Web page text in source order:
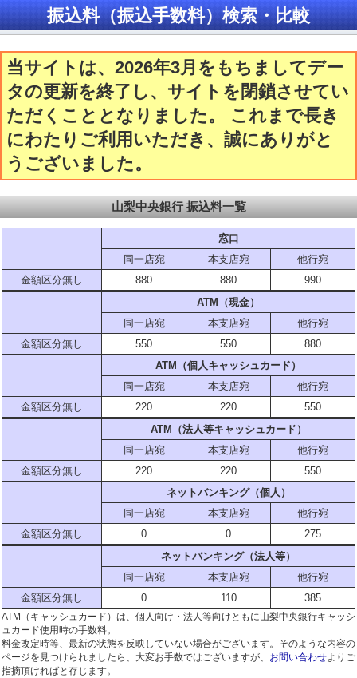
振込料（振込手数料）検索・比較
当サイトは、2026年3月をもちましてデー
タの更新を終了し、サイトを閉鎖させてい
ただくこととなりました。 これまで長き
にわたりご利用いただき、誠にありがと
うございました。
山梨中央銀行 振込料一覧
窓口
同一店宛
本支店宛
他行宛
金額区分無し
880 880
990
ATM（現金）
同一店宛
本支店宛
他行宛
金額区分無し
550 550
880
ATM（個人キャッシュカード）
同一店宛
本支店宛
他行宛
金額区分無し
220 220
550
ATM（法人等キャッシュカード）
同一店宛
本支店宛
他行宛
金額区分無し
220 220
550
ネットバンキング（個人）
同一店宛
本支店宛
他行宛
金額区分無し
0 0
275
ネットバンキング（法人等）
同一店宛
本支店宛
他行宛
金額区分無し
0 110 385
ATM（キャッシュカード）は、個人向け・法人等向けともに山梨中央銀行キャッシ
ュカード使用時の手数料。
料金改定時等、最新の状態を反映していない場合がございます。そのような内容の
ページを見つけられましたら、大変お手数ではございますが、 お問い合わせよりご
指摘頂ければと存じます。